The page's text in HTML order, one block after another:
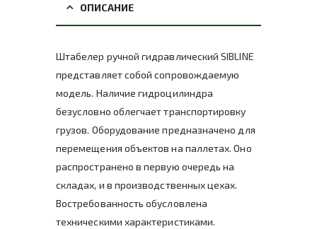
ОПИСАНИЕ
Штабелер ручной гидравлический SIBLINE
представляет собой сопровождаемую
модель. Наличие гидроцилиндра
безусловно облегчает транспортировку
грузов. Оборудование предназначено для
перемещения объектов на паллетах. Оно
распространено в первую очередь на
складах, и в производственных цехах.
Востребованность обусловлена
техническими характеристиками.